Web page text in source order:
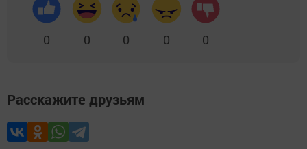
0 0 0 0 0
Расскажите друзьям